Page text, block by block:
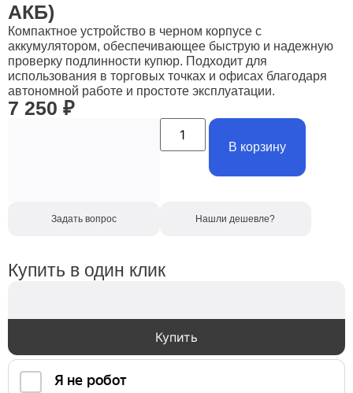
АКБ)
Компактное устройство в черном корпусе с
аккумулятором, обеспечивающее быструю и надежную
проверку подлинности купюр. Подходит для
использования в торговых точках и офисах благодаря
автономной работе и простоте эксплуатации.
7 250 ₽
В корзину
Задать вопрос Нашли дешевле?
Купить в один клик
Купить